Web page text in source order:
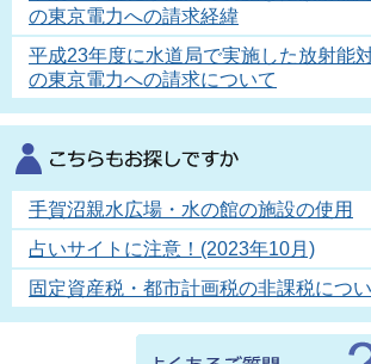
の東京電力への請求経緯
平成23年度に水道局で実施した放射能
の東京電力への請求について
手賀沼親水広場・水の館の施設の使用
占いサイトに注意！(2023年10月)
固定資産税・都市計画税の非課税につ